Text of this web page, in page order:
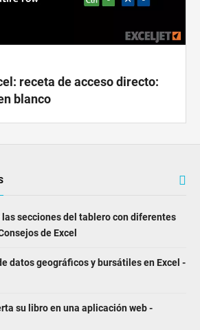
receta de acceso directo:
blanco
secciones del tablero con diferentes
de Excel
datos geográficos y bursátiles en Excel -
su libro en una aplicación web -